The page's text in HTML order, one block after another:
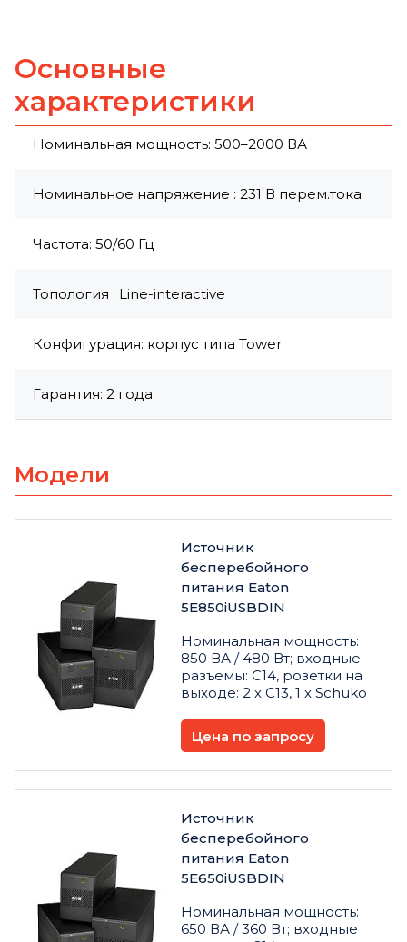
Основные
характеристики
Номинальная мощность: 500–2000 ВА
Номинальное напряжение : 231 В перем.тока
Частота: 50/60 Гц
Топология : Line-interactive
Конфигурация: корпус типа Tower
Гарантия: 2 года
Модели
Источник
бесперебойного
питания Eaton
5E850iUSBDIN
Номинальная мощность:
850 ВА / 480 Вт; входные
разъемы: C14, розетки на
выходе: 2 х C13, 1 х Schuko
Цена по запросу
Источник
бесперебойного
питания Eaton
5E650iUSBDIN
Номинальная мощность:
650 ВА / 360 Вт; входные